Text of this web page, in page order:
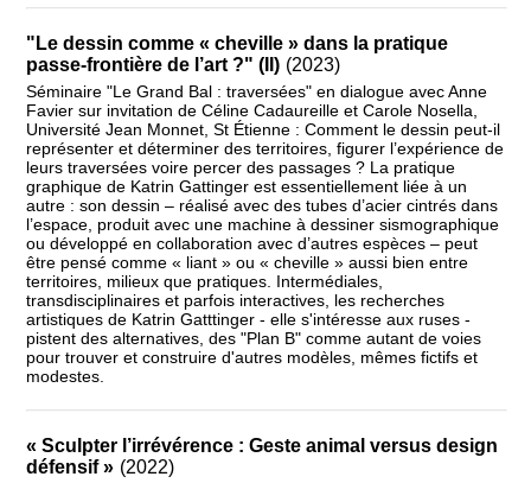
"Le dessin comme « cheville » dans la pratique
passe-frontière de l’art ?" (II) (2023)
Séminaire "Le Grand Bal : traversées" en dialogue avec Anne
Favier sur invitation de Céline Cadaureille et Carole Nosella,
Université Jean Monnet, St Étienne : Comment le dessin peut-il
représenter et déterminer des territoires, figurer l’expérience de
leurs traversées voire percer des passages ? La pratique
graphique de Katrin Gattinger est essentiellement liée à un
autre : son dessin – réalisé avec des tubes d’acier cintrés dans
l’espace, produit avec une machine à dessiner sismographique
ou développé en collaboration avec d’autres espèces – peut
être pensé comme « liant » ou « cheville » aussi bien entre
territoires, milieux que pratiques. Intermédiales,
transdisciplinaires et parfois interactives, les recherches
artistiques de Katrin Gatttinger - elle s'intéresse aux ruses -
pistent des alternatives, des "Plan B" comme autant de voies
pour trouver et construire d'autres modèles, mêmes fictifs et
modestes.
« Sculpter l’irrévérence : Geste animal versus design
défensif » (2022)